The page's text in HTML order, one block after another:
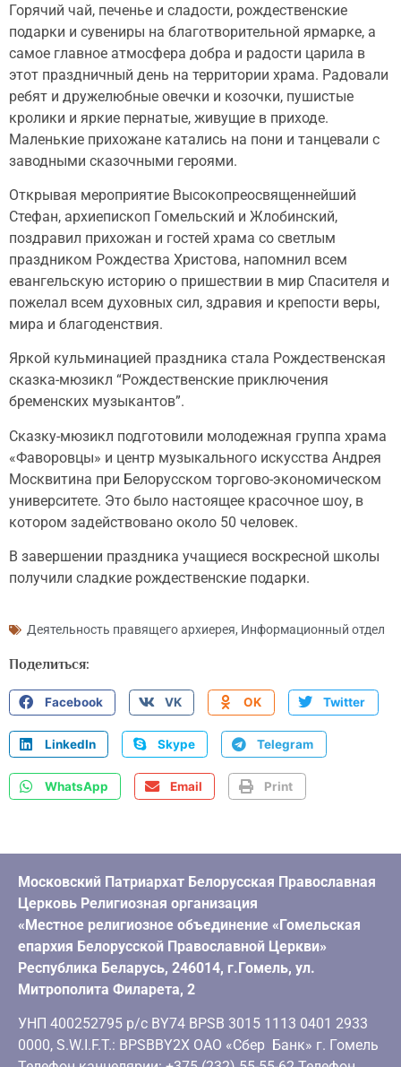
Горячий чай, печенье и сладости, рождественские
подарки и сувениры на благотворительной ярмарке, а
самое главное атмосфера добра и радости царила в
этот праздничный день на территории храма. Радовали
ребят и дружелюбные овечки и козочки, пушистые
кролики и яркие пернатые, живущие в приходе.
Маленькие прихожане катались на пони и танцевали с
заводными сказочными героями.
Открывая мероприятие Высокопреосвященнейший
Стефан, архиепископ Гомельский и Жлобинский,
поздравил прихожан и гостей храма со светлым
праздником Рождества Христова, напомнил всем
евангельскую историю о пришествии в мир Спасителя и
пожелал всем духовных сил, здравия и крепости веры,
мира и благоденствия.
Яркой кульминацией праздника стала Рождественская
сказка-мюзикл “Рождественские приключения
бременских музыкантов”.
Сказку-мюзикл подготовили молодежная группа храма
«Фаворовцы» и центр музыкального искусства Андрея
Москвитина при Белорусском торгово-экономическом
университете. Это было настоящее красочное шоу, в
котором задействовано около 50 человек.
В завершении праздника учащиеся воскресной школы
получили сладкие рождественские подарки.
Деятельность правящего архиерея, Информационный отдел
Поделиться:
Facebook VK OK Twitter
LinkedIn Skype Telegram
WhatsApp Email Print
Московский Патриархат Белорусская Православная
Церковь Религиозная организация
«Местное религиозное объединение «Гомельская
епархия Белорусской Православной Церкви»
Республика Беларусь, 246014, г.Гомель, ул.
Митрополита Филарета, 2
УНП 400252795 р/с BY74 BPSB 3015 1113 0401 2933
0000, S.W.I.F.T.: BPSBBY2X ОАО «Сбер Банк» г. Гомель